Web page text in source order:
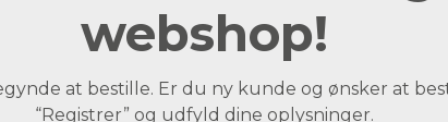
webshop!
at bestille. Er du ny kunde og ønsker at
“Registrer” og udfyld dine oplysninger.